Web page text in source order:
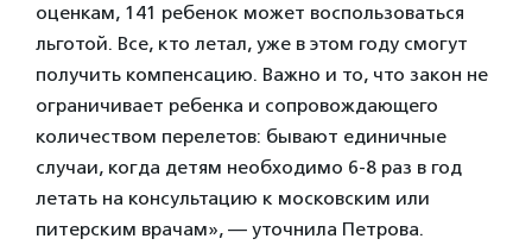
оценкам, 141 ребенок может воспользоваться
льготой. Все, кто летал, уже в этом году смогут
получить компенсацию. Важно и то, что закон не
ограничивает ребенка и сопровождающего
количеством перелетов: бывают единичные
случаи, когда детям необходимо 6-8 раз в год
летать на консультацию к московским или
питерским врачам», — уточнила Петрова.